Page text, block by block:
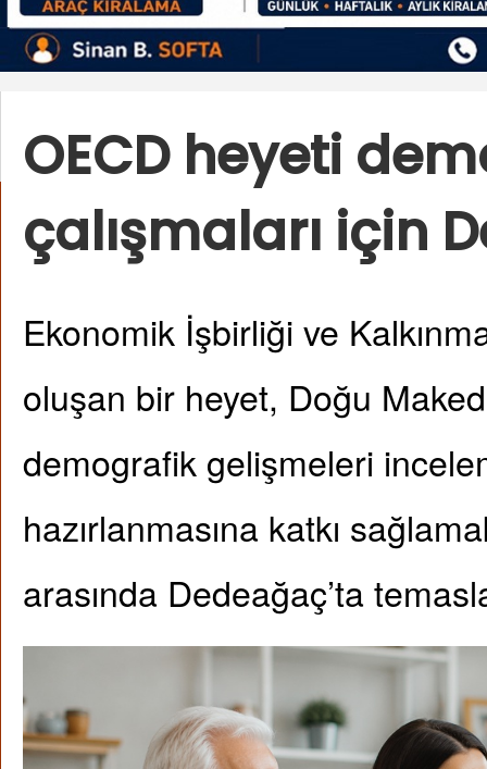
OECD heyeti
çalışmaları için
Ekonomik İşbirliği ve
oluşan bir heyet, Doğu
demografik gelişmeleri
hazırlanmasına katkı
arasında Dedeağaç’ta